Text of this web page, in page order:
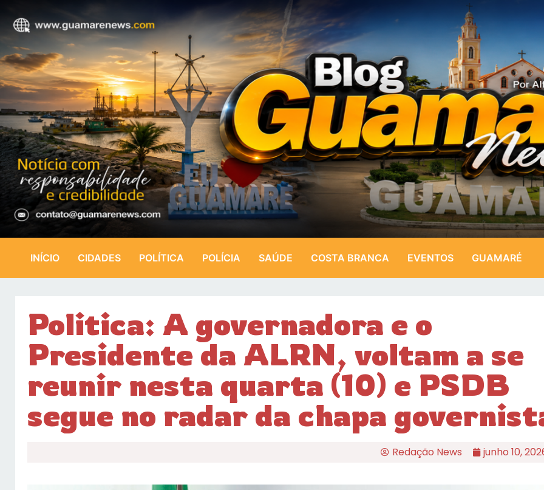
INÍCIO CIDADES POLÍTICA POLÍCIA SAÚDE COSTA BRANCA EVENTOS GUAMARÉ
Politica: A governadora e o
Presidente da ALRN, voltam a se
reunir nesta quarta (10) e PSDB
segue no radar da chapa
Redação News junho 10,